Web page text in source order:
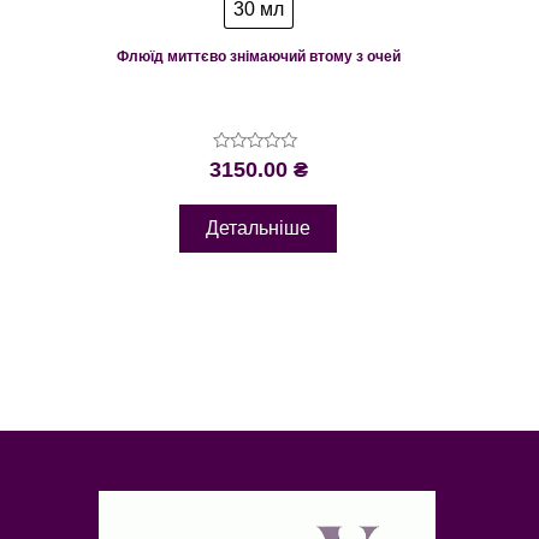
30 мл
Флюїд миттєво знімаючий втому з очей
Оцінено
в
5
3150.00 ₴
Детальніше